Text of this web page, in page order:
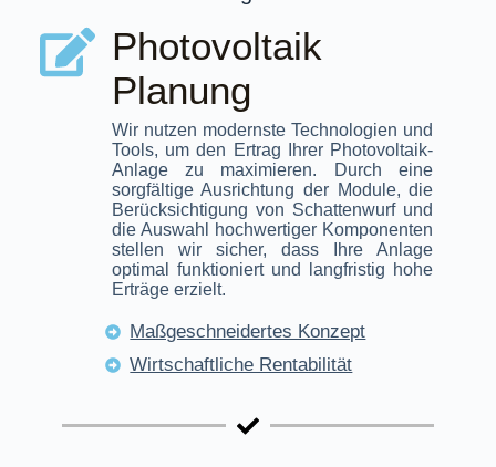
Photovoltaik
Planung
Wir nutzen modernste Technologien und
Tools, um den Ertrag Ihrer Photovoltaik-
Anlage zu maximieren. Durch eine
sorgfältige Ausrichtung der Module, die
Berücksichtigung von Schattenwurf und
die Auswahl hochwertiger Komponenten
stellen wir sicher, dass Ihre Anlage
optimal funktioniert und langfristig hohe
Erträge erzielt.
Maßgeschneidertes Konzept
Wirtschaftliche Rentabilität